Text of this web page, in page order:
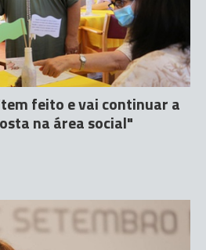
feito e vai continuar a
na área social"